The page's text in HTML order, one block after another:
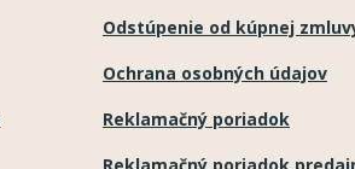
Odstúpenie od kúpnej
Ochrana osobných údajov
Reklamačný poriadok